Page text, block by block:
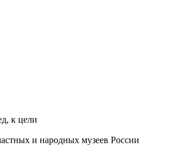
к цели
и народных музеев России